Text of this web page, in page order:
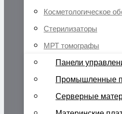
Косметологическое
Стерилизаторы
МРТ томографы
Панели
Промышленные
Серверные